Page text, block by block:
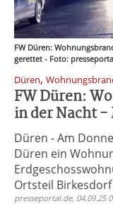
FW Düren:
gerettet - Foto:
Düren,
FW Düren:
in der Nacht
Düren - Am
Düren ein
Ortsteil
presseportal.de, 04.09.25